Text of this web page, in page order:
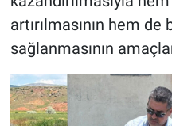
artırılmasının hem
sağlanmasının